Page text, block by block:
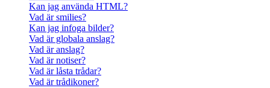
Kan jag använda HTML?
Vad är smilies?
Kan jag infoga bilder?
Vad är globala anslag?
Vad är anslag?
Vad är notiser?
Vad är låsta trådar?
Vad är trådikoner?